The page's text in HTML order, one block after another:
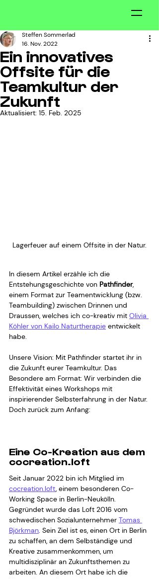
Ein innovatives
Offsite für die
Teamkultur der
Zukunft
Steffen Sommerlad
16. Nov. 2022
Aktualisiert: 15. Feb. 2025
Lagerfeuer auf einem Offsite in der Natur.
In diesem Artikel erzähle ich die
Entstehungsgeschichte von Pathfinder,
einem Format zur Teamentwicklung (bzw.
Teambuilding) zwischen Drinnen und
Draussen, welches ich co-kreativ mit Olivia
Köhler von Kailo Naturtherapie entwickelt
habe.
Unsere Vision: Mit Pathfinder startet ihr in
die Zukunft eurer Teamkultur. Das
Besondere am Format: Wir verbinden die
Effektivität eines Workshops mit
inspirierender Selbsterfahrung in der Natur.
Doch zurück zum Anfang:
Eine Co-Kreation aus dem
cocreation.loft
Seit Januar 2022 bin ich Mitglied im
cocreation.loft, einem besonderen Co-
Working Space in Berlin-Neukölln.
Gegründet wurde das Loft 2016 vom
schwedischen Sozialunternehmer Tomas
Björkman. Sein Ziel ist es, einen Ort in Berlin
zu schaffen, an dem Selbständige und
Kreative zusammenkommen, um
multidisziplinär an Zukunftsthemen zu
arbeiten. An diesem Ort habe ich die